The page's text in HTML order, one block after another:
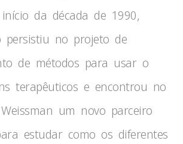
da década de 1990,
persistiu no projeto de
de métodos para usar o
terapêuticos e encontrou no
um novo parceiro
estudar como os diferentes